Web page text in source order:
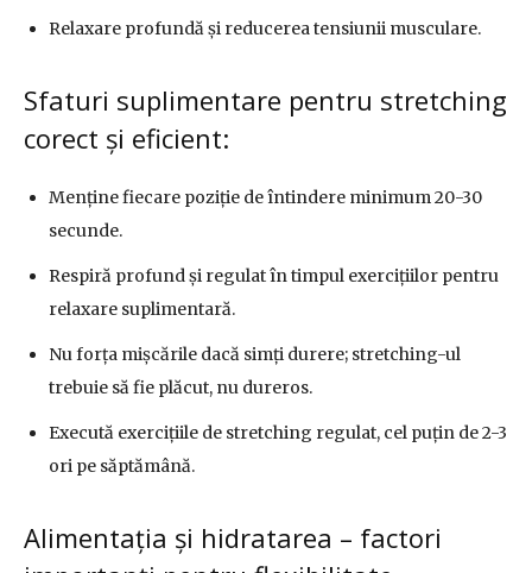
Relaxare profundă și reducerea tensiunii musculare.
Sfaturi suplimentare pentru stretching
corect și eficient:
Menține fiecare poziție de întindere minimum 20-30
secunde.
Respiră profund și regulat în timpul exercițiilor pentru
relaxare suplimentară.
Nu forța mișcările dacă simți durere; stretching-ul
trebuie să fie plăcut, nu dureros.
Execută exercițiile de stretching regulat, cel puțin de 2-3
ori pe săptămână.
Alimentația și hidratarea – factori